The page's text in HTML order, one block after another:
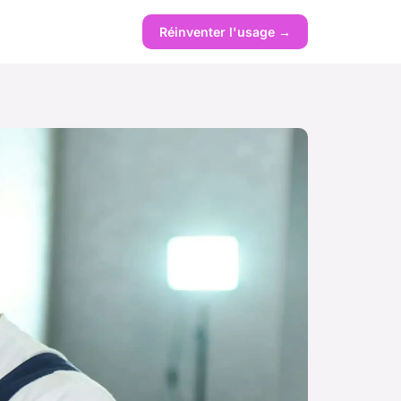
Réinventer l'usage →